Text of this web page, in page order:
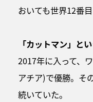
おいても世界12番
「カットマン」と
2017年に入って、
アチア)で優勝。そ
続いていた。